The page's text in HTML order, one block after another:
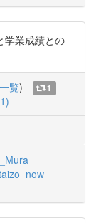
学業成績との
覧)
1